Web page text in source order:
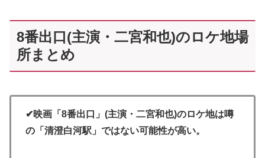
8番出口(主演・二宮和也)のロケ地場
所まとめ
✔映画「8番出口」(主演・二宮和也)のロケ地は噂
の「清澄白河駅」ではない可能性が高い。